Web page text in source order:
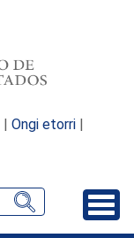
| Ongi etorri |